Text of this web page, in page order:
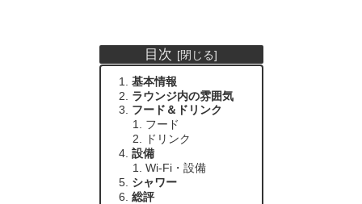
目次
基本情報
ラウンジ内の雰囲気
フード＆ドリンク
フード
ドリンク
設備
Wi-Fi・設備
シャワー
総評